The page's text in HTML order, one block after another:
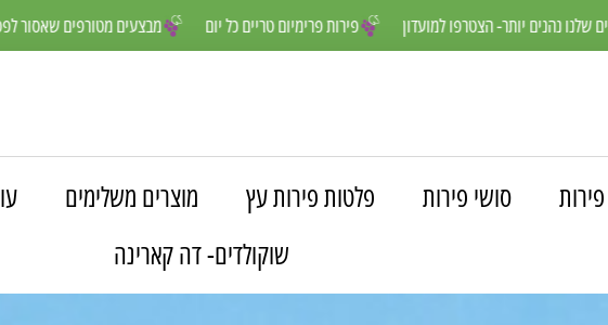
מבצעים פירות פרימיום טריים כל יום חברים שלנו נהנים יותר- הצטרפו למועדון
סושי פירות פלטות פירות עץ מוצרים משלימים
שוקולדים- דה קארינה